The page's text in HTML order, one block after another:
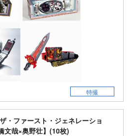
特撮
・ファースト・ジェネレーショ
文哉×奥野壮】(10枚)